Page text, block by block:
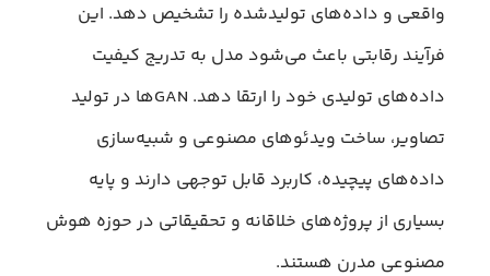
واقعی و داده‌های تولیدشده را تشخیص دهد. این
فرآیند رقابتی باعث می‌شود مدل به تدریج کیفیت
داده‌های تولیدی خود را ارتقا دهد. GANها در تولید
تصاویر، ساخت ویدئوهای مصنوعی و شبیه‌سازی
داده‌های پیچیده، کاربرد قابل توجهی دارند و پایه
بسیاری از پروژه‌های خلاقانه و تحقیقاتی در حوزه هوش
مصنوعی مدرن هستند.